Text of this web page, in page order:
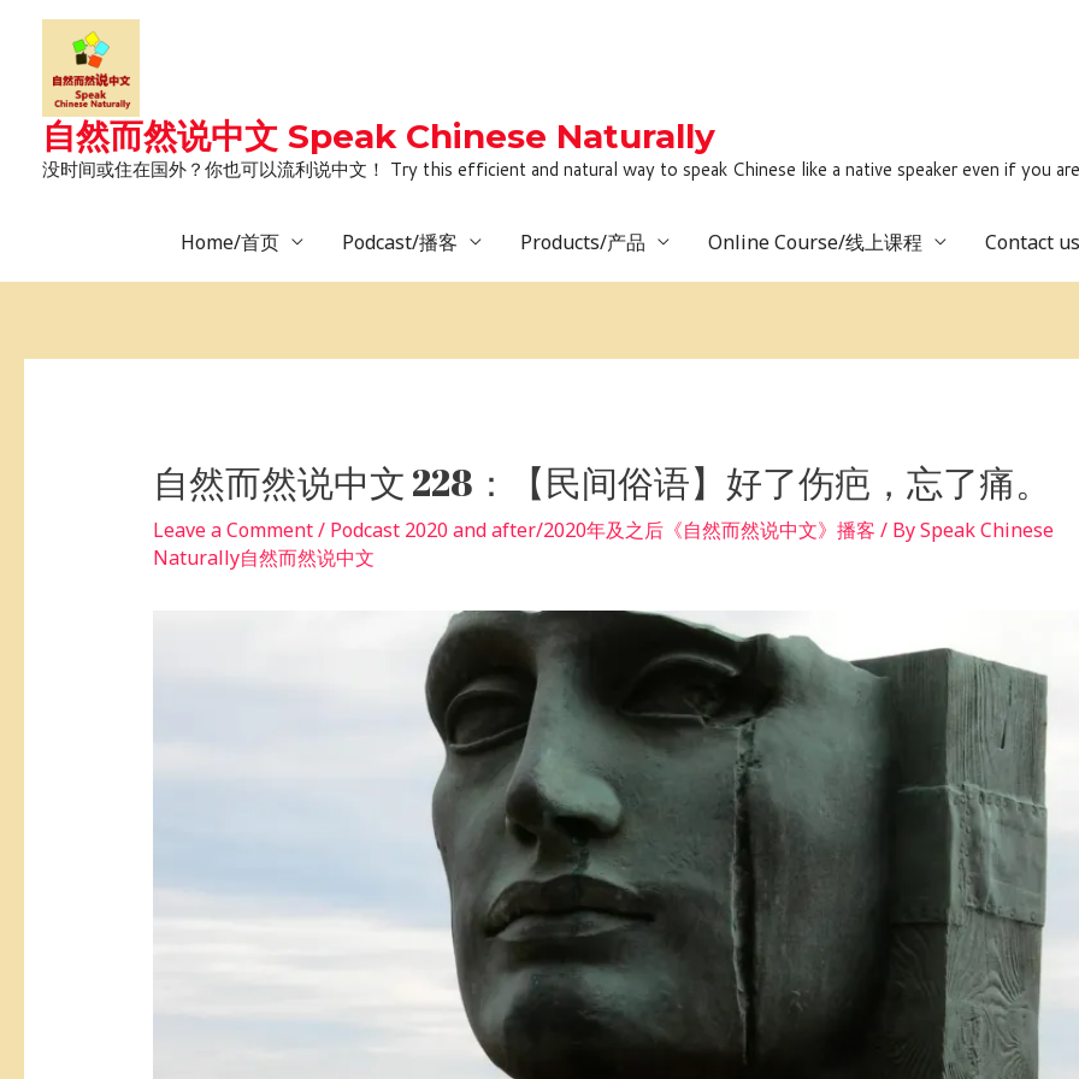
自然而然说中文 Speak Chinese Naturally
没时间或住在国外？你也可以流利说中文！ Try this efficient and natural way to speak Chinese like a native speaker even if you
Home/首页 Podcast/播客 Products/产品 Online Course/线上课程 Contact
自然而然说中文 228：【民间俗语】好了伤疤，忘了痛。
Leave a Comment/ Podcast 2020 and after/2020年及之后《自然而然说中文》播客 / BySpeak Chinese
Naturally自然而然说中文